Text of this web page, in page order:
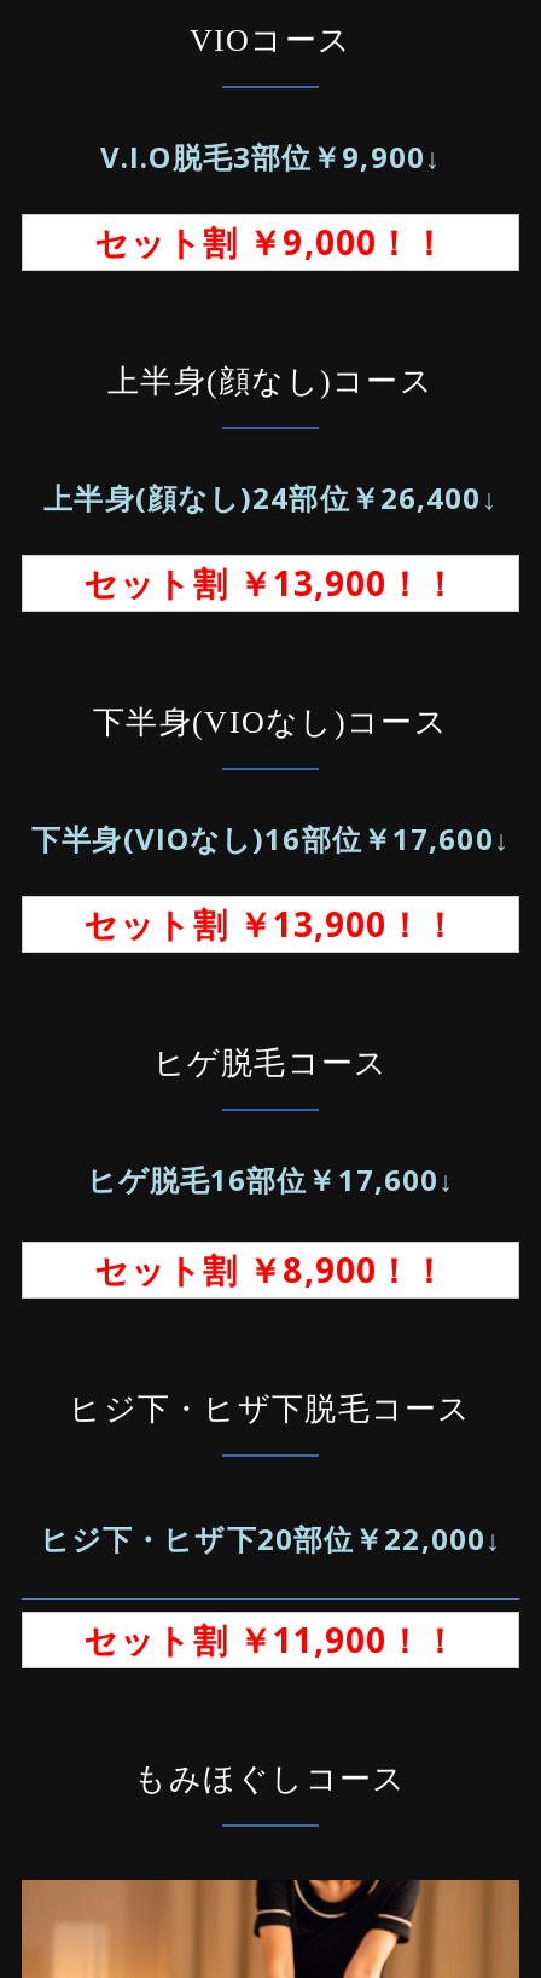
VIOコース
V.I.O脱毛3部位￥9,900↓
セット割 ￥9,000！！
上半身(顔なし)コース
上半身(顔なし)24部位￥26,400↓
セット割 ￥13,900！！
下半身(VIOなし)コース
下半身(VIOなし)16部位￥17,600↓
セット割 ￥13,900！！
ヒゲ脱毛コース
ヒゲ脱毛16部位￥17,600↓
セット割 ￥8,900！！
ヒジ下・ヒザ下脱毛コース
ヒジ下・ヒザ下20部位￥22,000↓
セット割 ￥11,900！！
もみほぐしコース